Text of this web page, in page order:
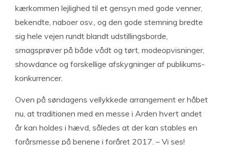
kærkommen lejlighed til et gensyn med gode venner,
bekendte, naboer osv., og den gode stemning bredte
sig hele vejen rundt blandt udstillingsborde,
smagsprøver på både vådt og tørt, modeopvisninger,
showdance og forskellige afskygninger af publikums-
konkurrencer.
Oven på søndagens vellykkede arrangement er håbet
nu, at traditionen med en messe i Arden hvert andet
år kan holdes i hævd, således at der kan stables en
forårsmesse på benene i foråret 2017. – Vi ses!